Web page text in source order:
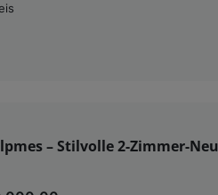
– Stilvolle 2-Zimmer-